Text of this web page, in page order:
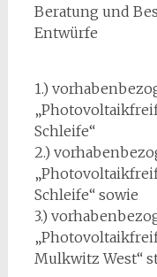
Beratung und
Entwürfe
1.)
Schleife“
2.)
Schleife“ sowie
3.)
Mulkwitz West“